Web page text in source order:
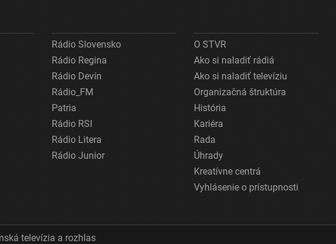
Rádio Slovensko
Rádio Regina
Rádio Devín
Rádio_FM
Patria
Rádio RSI
Rádio Litera
Rádio Junior
O STVR
Ako si naladiť rádiá
Ako si naladiť televíziu
Organizačná štruktúra
História
Kariéra
Rada
Úhrady
Kreatívne centrá
Vyhlásenie o prístupnosti
televízia a rozhlas